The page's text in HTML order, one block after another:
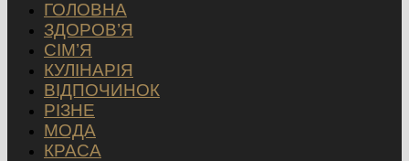
ГОЛОВНА
ЗДОРОВ’Я
СІМ’Я
КУЛІНАРІЯ
ВІДПОЧИНОК
РІЗНЕ
МОДА
КРАСА